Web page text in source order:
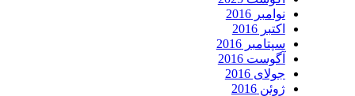
نوامبر 2016
اکتبر 2016
سپتامبر 2016
آگوست 2016
جولای 2016
ژوئن 2016